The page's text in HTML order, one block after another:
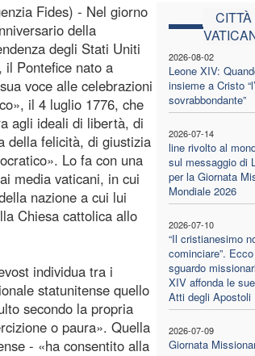
2026-08-02
Leone XIV:
insieme a Cristo
sovrabbondante”
2026-07-14
line rivolto al
sul messaggio di
per la Giornata
Mondiale 2026
2026-07-10
“Il cristianesimo
cominciare”.
sguardo
XIV affonda le
Atti degli Apostoli
2026-07-09
Giornata
Fides) - Nel giorno
della
degli Stati Uniti
il Pontefice nato a
voce alle celebrazioni
il 4 luglio 1776, che
agli ideali di libertà, di
della felicità, di giustizia
Lo fa con una
media vaticani, in cui
nazione a cui lui
Chiesa cattolica allo
individua tra i
statunitense quello
secondo la propria
o paura». Quella
- «ha consentito alla